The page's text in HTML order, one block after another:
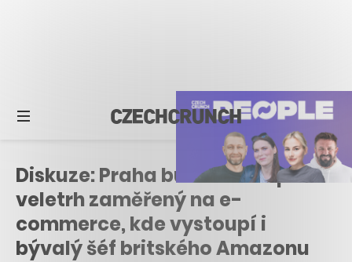
Diskuze: Praha bude hostit první
veletrh zaměřený na e-
commerce, kde vystoupí i
bývalý šéf britského Amazonu